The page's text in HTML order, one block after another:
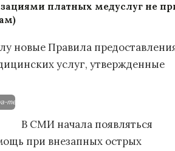
платных медуслуг не
новые Правила
услуг, утвержденные
mediki-rabotayut.jpg
В СМИ начала появляться
при внезапных острых